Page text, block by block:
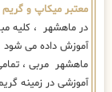
معتبر میکاپ و گریم
در ماهشهر ، کلیه
آموزش داده می شود
ماهشهر مربی ،
آموزشی در زمینه